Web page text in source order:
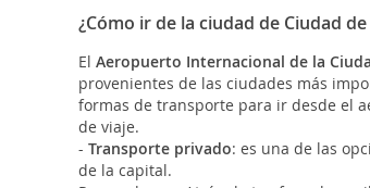
¿Cómo ir de la ciudad de Ciudad
El Aeropuerto Internacional de la
provenientes de las ciudades más
formas de transporte para ir desde el
de viaje.
- Transporte privado: es una de las
de la capital.